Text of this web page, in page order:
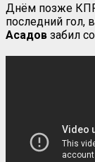
Днём позже
последний гол,
Асадов забил